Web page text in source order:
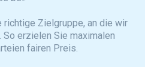
richtige Zielgruppe, an die wir
So erzielen Sie maximalen
fairen Preis.